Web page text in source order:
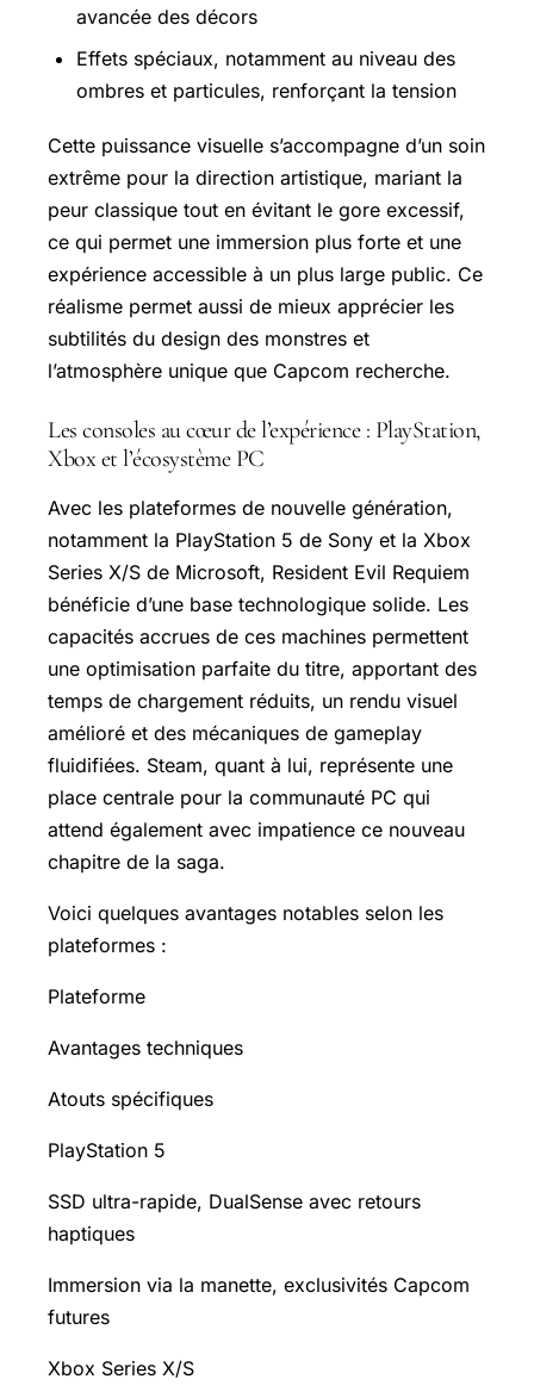
avancée des décors
Effets spéciaux, notamment au niveau des
ombres et particules, renforçant la tension
Cette puissance visuelle s’accompagne d’un soin
extrême pour la direction artistique, mariant la
peur classique tout en évitant le gore excessif,
ce qui permet une immersion plus forte et une
expérience accessible à un plus large public. Ce
réalisme permet aussi de mieux apprécier les
subtilités du design des monstres et
l’atmosphère unique que Capcom recherche.
Les consoles au cœur de l’expérience : PlayStation,
Xbox et l’écosystème PC
Avec les plateformes de nouvelle génération,
notamment la PlayStation 5 de Sony et la Xbox
Series X/S de Microsoft, Resident Evil Requiem
bénéficie d’une base technologique solide. Les
capacités accrues de ces machines permettent
une optimisation parfaite du titre, apportant des
temps de chargement réduits, un rendu visuel
amélioré et des mécaniques de gameplay
fluidifiées. Steam, quant à lui, représente une
place centrale pour la communauté PC qui
attend également avec impatience ce nouveau
chapitre de la saga.
Voici quelques avantages notables selon les
plateformes :
Plateforme
Avantages techniques
Atouts spécifiques
PlayStation 5
SSD ultra-rapide, DualSense avec retours
haptiques
Immersion via la manette, exclusivités Capcom
futures
Xbox Series X/S